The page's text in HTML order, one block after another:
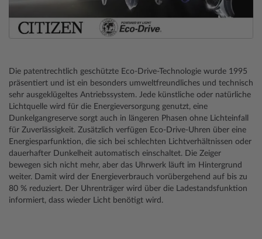
Die patentrechtlich geschützte Eco-Drive-Technologie wurde 1995
präsentiert und ist ein besonders umweltfreundliches und technisch
sehr ausgeklügeltes Antriebssystem. Jede künstliche oder natürliche
Lichtquelle wird für die Energieversorgung genutzt, eine
Dunkelgangreserve sorgt auch in längeren Phasen ohne Lichteinfall
für Zuverlässigkeit. Zusätzlich verfügen Eco-Drive-Uhren über eine
Energiesparfunktion, die sich bei schlechten Lichtverhältnissen oder
dauerhafter Dunkelheit automatisch einschaltet. Die Zeiger
bewegen sich nicht mehr, aber das Uhrwerk läuft im Hintergrund
weiter. Damit wird der Energieverbrauch vorübergehend auf bis zu
80 % reduziert. Der Uhrenträger wird über die Ladestandsfunktion
informiert, dass wieder Licht benötigt wird.